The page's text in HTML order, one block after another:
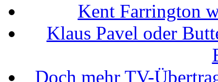
Kent Farrington
Klaus Pavel oder
Doch mehr TV-